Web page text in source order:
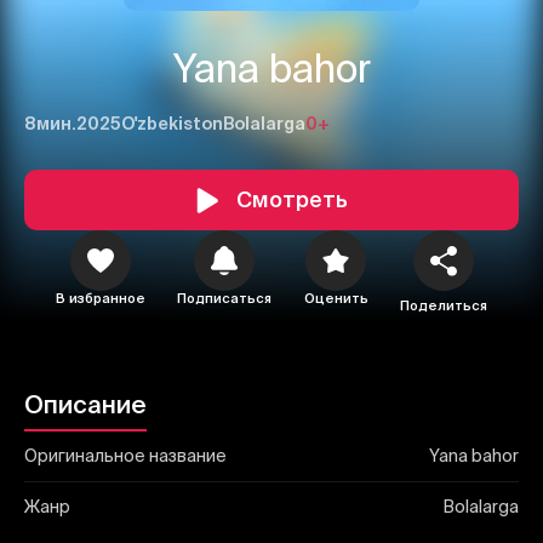
Yana bahor
8мин.2025O'zbekiston Bolalarga0+
Смотреть
В избранное Подписаться Оценить Поделиться
Описание
Оригинальное название Yana bahor
Жанр Bolalarga
1
Отправить
Отменить Авторизоваться